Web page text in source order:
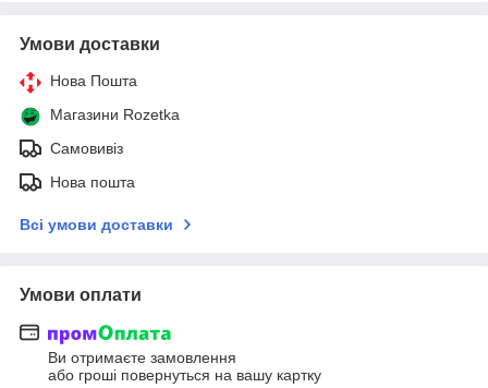
Умови доставки
Нова Пошта
Магазини Rozetka
Самовивіз
Нова пошта
Всі умови доставки
Умови оплати
Ви отримаєте замовлення
або гроші повернуться на вашу картку